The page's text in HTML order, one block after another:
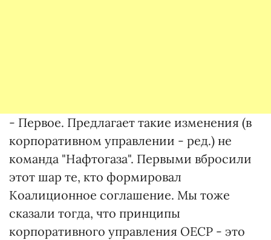
- Первое. Предлагает такие изменения (в
корпоративном управлении - ред.) не
команда "Нафтогаза". Первыми вбросили
этот шар те, кто формировал
Коалиционное соглашение. Мы тоже
сказали тогда, что принципы
корпоративного управления OECP - это